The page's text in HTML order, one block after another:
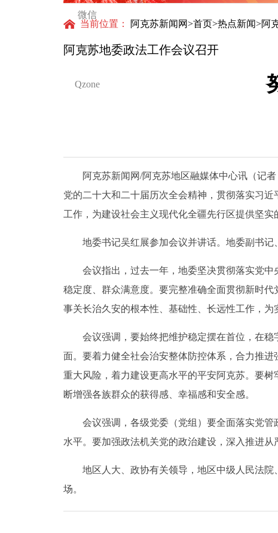
微信
微博
Qzone
当前位置： 阿克苏新闻网>首页>热点新闻>阿
阿克苏地委政法工作会议召开
阿克苏新闻网/阿克苏地区融媒体中心讯（记者
党的二十大和二十届历次全会精神，贯彻落实习
工作，为建设社会主义现代化全疆先行区提供坚实
地委书记吴红展参加会议并讲话。地委副书记
会议指出，过去一年，地委坚决贯彻落实党中
稳定度、群众满意度。要完整准确全面贯彻新时
事关长治久安的根本性、基础性、长远性工作，为
会议强调，要始终把维护稳定摆在首位，在稳
面。要着力健全社会治安整体防控体系，合力推
重大风险，着力建设更高水平的平安阿克苏。要
断增强各族群众的获得感、幸福感和安全感。
会议强调，各级党委（党组）要全面落实党管
水平。要加强政法机关党的政治建设，深入推进
地区人大、政协有关领导，地区中级人民法院
场。